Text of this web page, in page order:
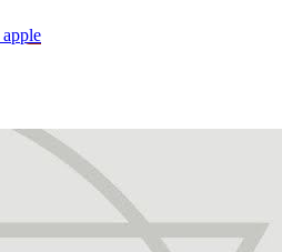
apple